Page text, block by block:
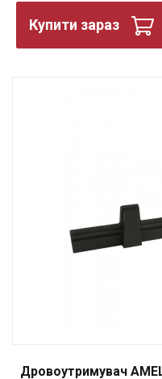
Купити зараз
Дровоутримувач